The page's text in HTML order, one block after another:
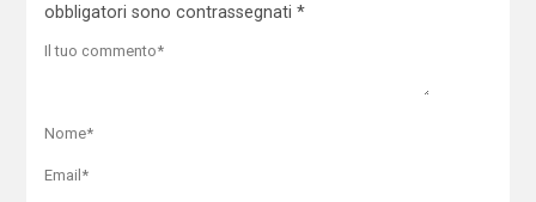
obbligatori sono contrassegnati *